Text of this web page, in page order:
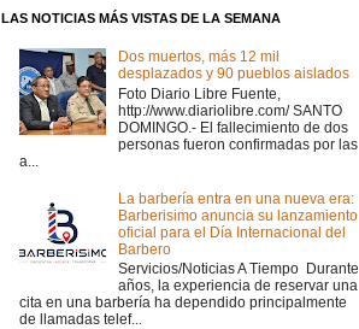
LAS NOTICIAS MÁS VISTAS DE LA SEMANA
Dos muertos, más 12 mil
desplazados y 90 pueblos aislados
Foto Diario Libre Fuente,
http://www.diariolibre.com/ SANTO
DOMINGO.- El fallecimiento de dos
personas fueron confirmadas por las
a...
La barbería entra en una nueva era:
Barberisimo anuncia su lanzamiento
oficial para el Día Internacional del
Barbero
Servicios/Noticias A Tiempo Durante
años, la experiencia de reservar una
cita en una barbería ha dependido principalmente
de llamadas telef...